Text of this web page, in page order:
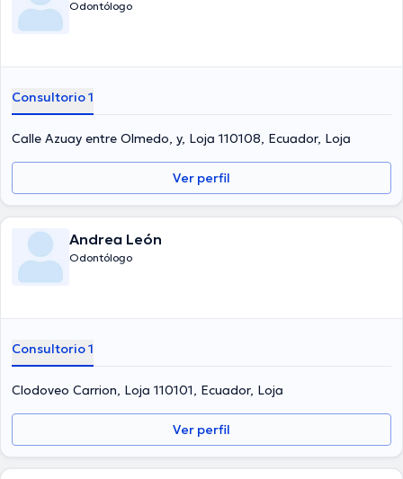
Odontólogo
Consultorio 1
Calle Azuay entre Olmedo, y, Loja 110108, Ecuador, Loja
Ver perfil
Andrea León
Odontólogo
Consultorio 1
Clodoveo Carrion, Loja 110101, Ecuador, Loja
Ver perfil